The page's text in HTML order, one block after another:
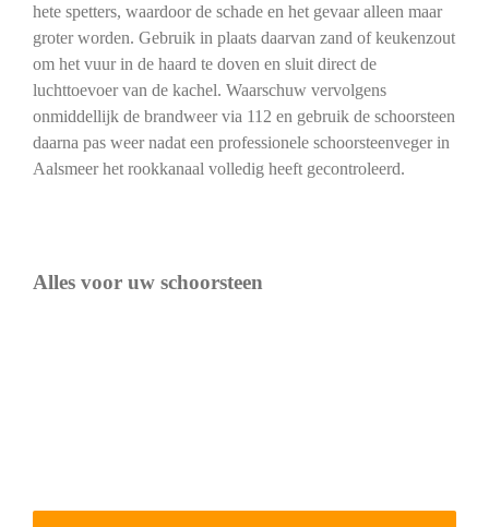
hete spetters, waardoor de schade en het gevaar alleen maar
groter worden. Gebruik in plaats daarvan zand of keukenzout
om het vuur in de haard te doven en sluit direct de
luchttoevoer van de kachel. Waarschuw vervolgens
onmiddellijk de brandweer via 112 en gebruik de schoorsteen
daarna pas weer nadat een professionele schoorsteenveger in
Aalsmeer het rookkanaal volledig heeft gecontroleerd.
Alles voor uw schoorsteen